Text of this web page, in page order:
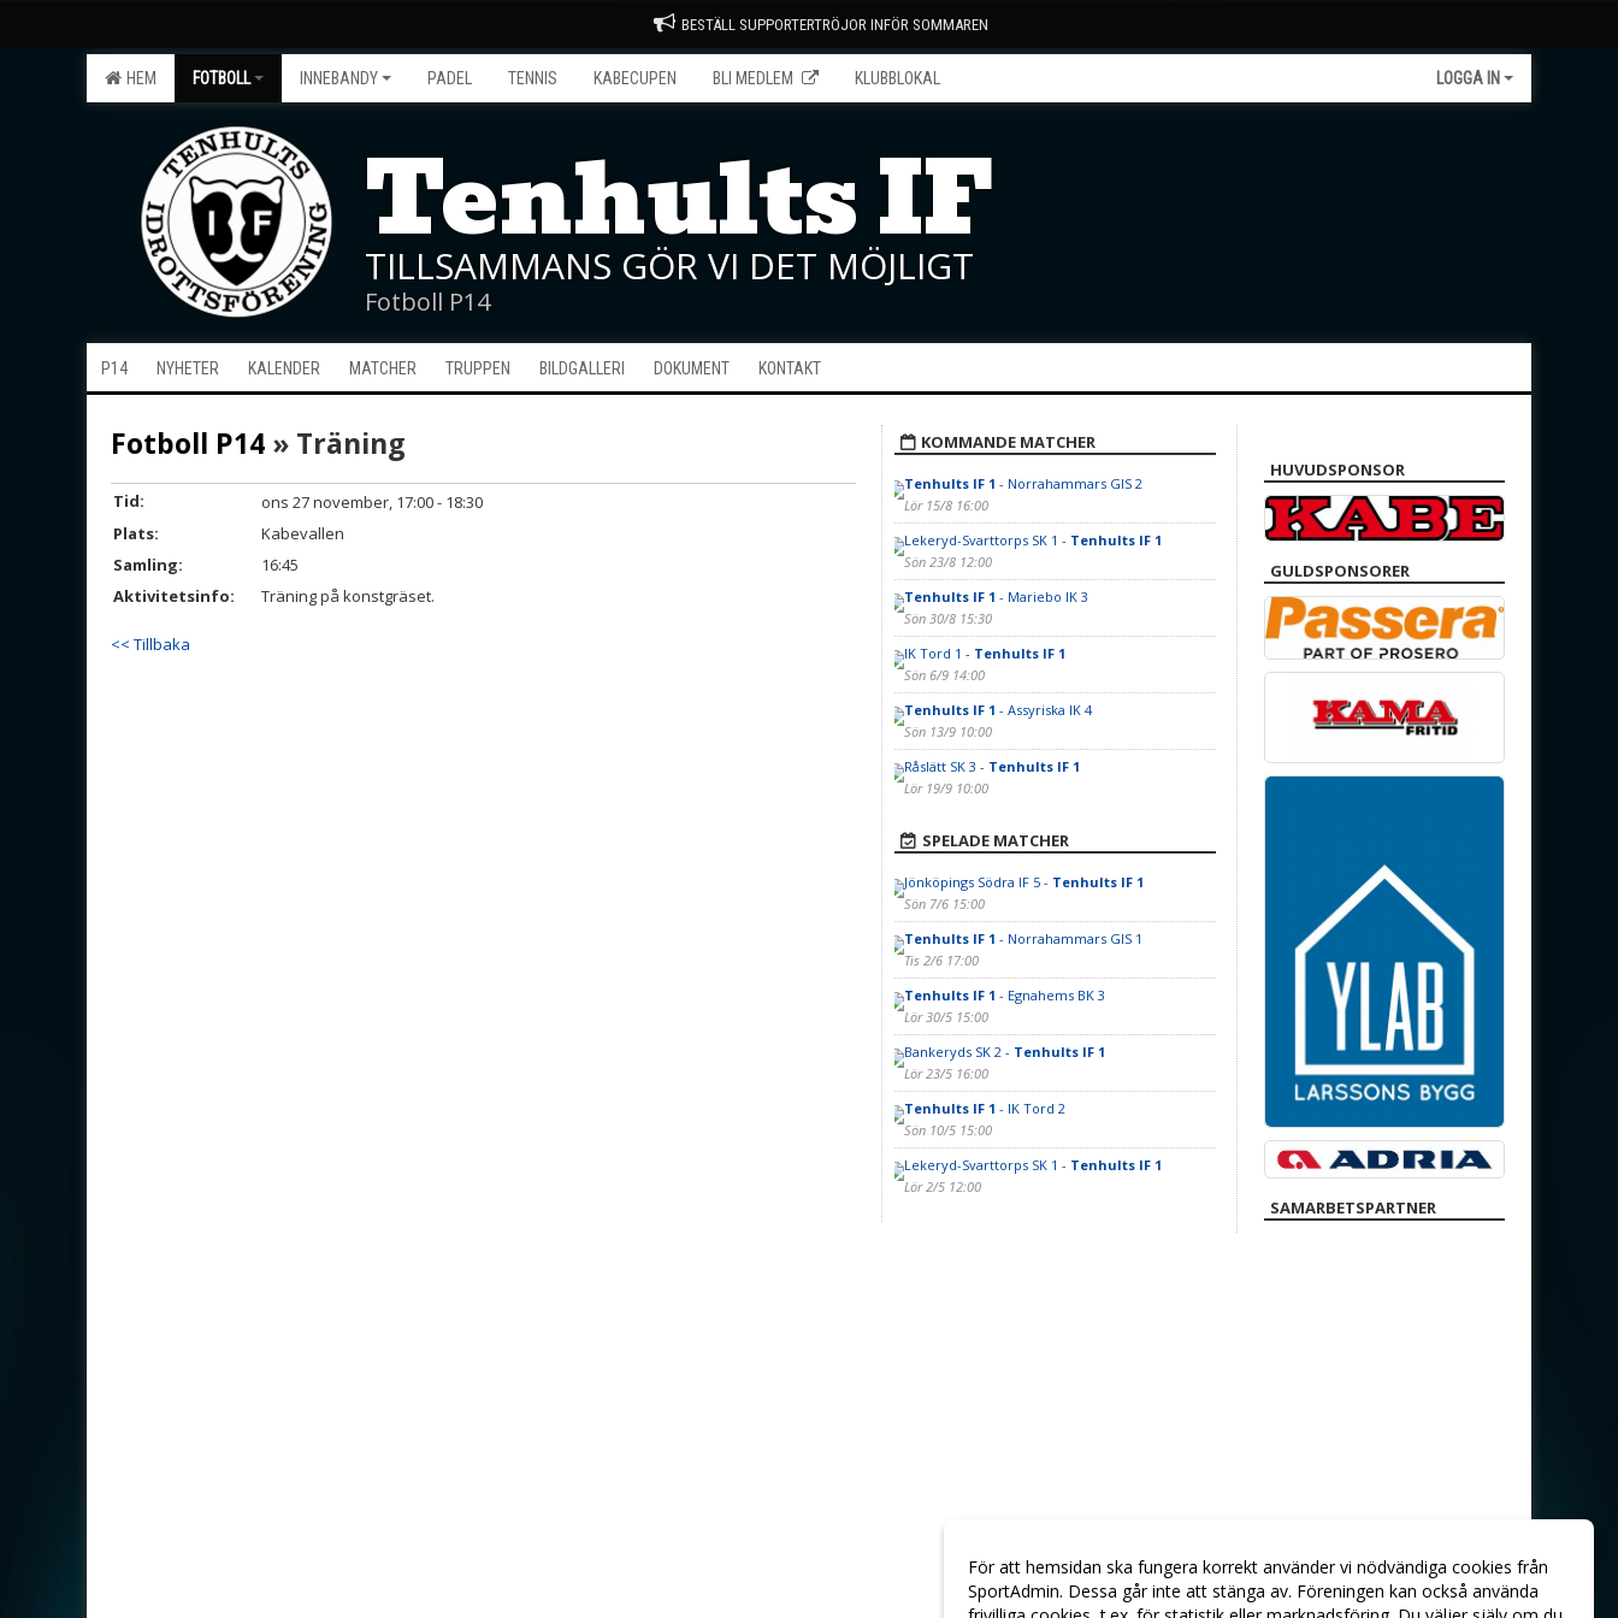
BESTÄLL SUPPORTERTRÖJOR INFÖR SOMMAREN
HEM FOTBOLL INNEBANDY PADEL TENNIS KABECUPEN BLI MEDLEM KLUBBLOKAL LOGGA IN
Tenhults IF
TILLSAMMANS GÖR VI DET MÖJLIGT
Fotboll P14
P14 NYHETER KALENDER MATCHER TRUPPEN BILDGALLERI DOKUMENT KONTAKT
Fotboll P14 » Träning
Tid:
ons 27 november, 17:00 - 18:30
Plats:
Kabevallen
Samling:
16:45
Aktivitetsinfo:
Träning på konstgräset.
<< Tillbaka
KOMMANDE MATCHER
Tenhults IF 1 - Norrahammars GIS 2
Lör 15/8 16:00
Lekeryd-Svarttorps SK 1 - Tenhults IF 1
Sön 23/8 12:00
Tenhults IF 1 - Mariebo IK 3
Sön 30/8 15:30
IK Tord 1 - Tenhults IF 1
Sön 6/9 14:00
Tenhults IF 1 - Assyriska IK 4
Sön 13/9 10:00
Råslätt SK 3 - Tenhults IF 1
Lör 19/9 10:00
SPELADE MATCHER
Jönköpings Södra IF 5 - Tenhults IF 1
Sön 7/6 15:00
Tenhults IF 1 - Norrahammars GIS 1
Tis 2/6 17:00
Tenhults IF 1 - Egnahems BK 3
Lör 30/5 15:00
Bankeryds SK 2 - Tenhults IF 1
Lör 23/5 16:00
Tenhults IF 1 - IK Tord 2
Sön 10/5 15:00
Lekeryd-Svarttorps SK 1 - Tenhults IF 1
Lör 2/5 12:00
HUVUDSPONSOR
GULDSPONSORER
SAMARBETSPARTNER
För att hemsidan ska fungera korrekt använder vi nödvändiga cookies från
SportAdmin. Dessa går inte att stänga av. Föreningen kan också använda